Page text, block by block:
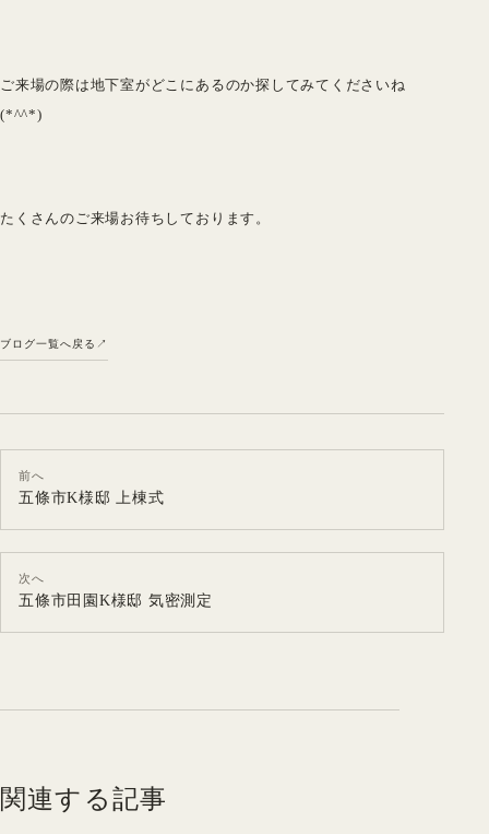
ご来場の際は地下室がどこにあるのか探してみてくださいね
(*^^*)
たくさんのご来場お待ちしております。
ブログ一覧へ戻る
前へ
五條市K様邸 上棟式
次へ
五條市田園K様邸 気密測定
関連する記事